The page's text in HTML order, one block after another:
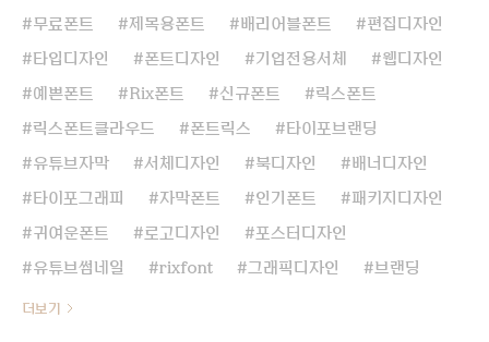
무료폰트 제목용폰트 배리어블폰트 편집디자인
타입디자인 폰트디자인 기업전용서체 웹디자인
예쁜폰트 Rix폰트 신규폰트 릭스폰트
릭스폰트클라우드 폰트릭스 타이포브랜딩
유튜브자막 서체디자인 북디자인 배너디자인
타이포그래피 자막폰트 인기폰트 패키지디자인
귀여운폰트 로고디자인 포스터디자인
유튜브썸네일 rixfont 그래픽디자인 브랜딩
더보기